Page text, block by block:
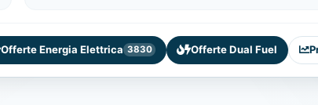
Offerte Energia Elettrica 3830 Offerte Dual Fuel